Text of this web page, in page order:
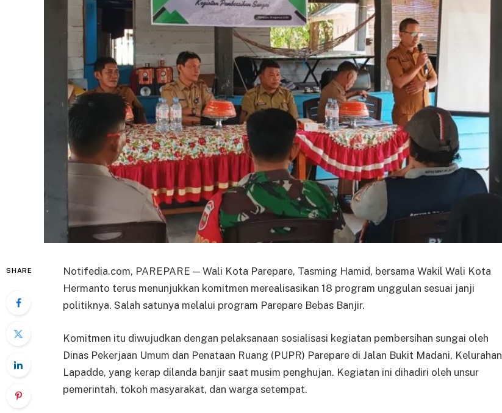
SHARE
Notifedia.com, PAREPARE — Wali Kota Parepare, Tasming Hamid, bersama Wakil Wali Kota
Hermanto terus menunjukkan komitmen merealisasikan 18 program unggulan sesuai janji
politiknya. Salah satunya melalui program Parepare Bebas Banjir.
Komitmen itu diwujudkan dengan pelaksanaan sosialisasi kegiatan pembersihan sungai oleh
Dinas Pekerjaan Umum dan Penataan Ruang (PUPR) Parepare di Jalan Bukit Madani, Kelurahan
Lapadde, yang kerap dilanda banjir saat musim penghujan. Kegiatan ini dihadiri oleh unsur
pemerintah, tokoh masyarakat, dan warga setempat.